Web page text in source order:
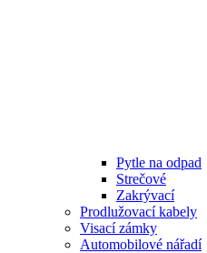
Pytle na odpad
Strečové
Zakrývací
Prodlužovací kabely
Visací zámky
Automobilové nářadí